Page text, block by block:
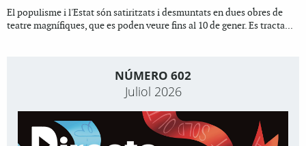
El populisme i l'Estat són satiritzats i desmuntats en dues obres de
teatre magnífiques, que es poden veure fins al 10 de gener. Es tracta...
NÚMERO 602
Juliol 2026